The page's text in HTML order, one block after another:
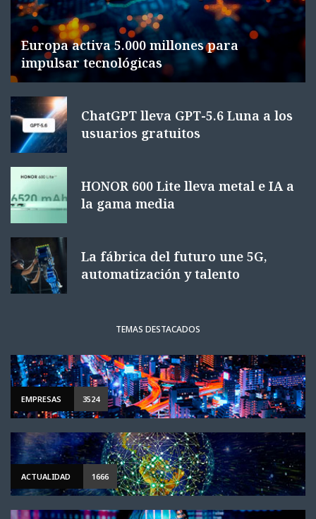
Europa activa 5.000 millones para
impulsar tecnológicas
ChatGPT lleva GPT-5.6 Luna a los
usuarios gratuitos
HONOR 600 Lite lleva metal e IA a
la gama media
La fábrica del futuro une 5G,
automatización y talento
TEMAS DESTACADOS
EMPRESAS 3524
ACTUALIDAD 1666